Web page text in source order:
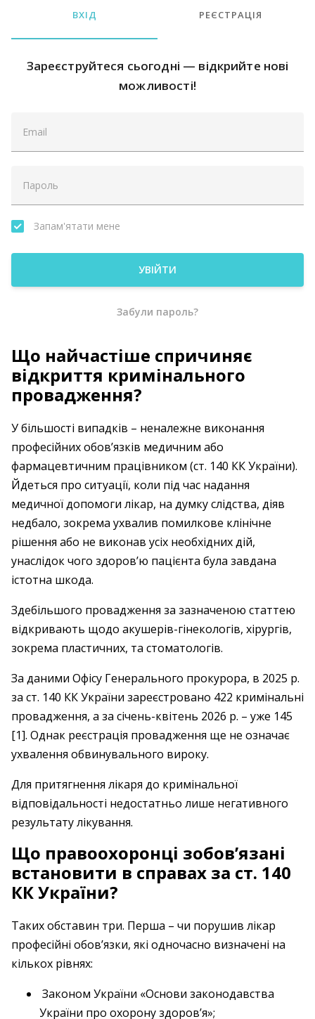
ВХІД РЕЄСТРАЦІЯ
Зареєструйтеся сьогодні — відкрийте нові
можливості!
Запам'ятати мене
УВІЙТИ
Забули пароль?
Що найчастіше спричиняє
відкриття кримінального
провадження?
У більшості випадків – неналежне виконання
професійних обов’язків медичним або
фармацевтичним працівником (ст. 140 КК України).
Йдеться про ситуації, коли під час надання
медичної допомоги лікар, на думку слідства, діяв
недбало, зокрема ухвалив помилкове клінічне
рішення або не виконав усіх необхідних дій,
унаслідок чого здоров’ю пацієнта була завдана
істотна шкода.
Здебільшого провадження за зазначеною статтею
відкривають щодо акушерів-гінекологів, хірургів,
зокрема пластичних, та стоматологів.
За даними Офісу Генерального прокурора, в 2025 р.
за ст. 140 КК України зареєстровано 422 кримінальні
провадження, а за січень-квітень 2026 р. – уже 145
[1]. Однак реєстрація провадження ще не означає
ухвалення обвинувального вироку.
Для притягнення лікаря до кримінальної
відповідальності недостатньо лише негативного
результату лікування.
Що правоохоронці зобов’язані
встановити в справах за ст. 140
КК України?
Таких обставин три. Перша – чи порушив лікар
професійні обов’язки, які одночасно визначені на
кількох рівнях:
Законом України «Основи законодавства
України про охорону здоров’я»;